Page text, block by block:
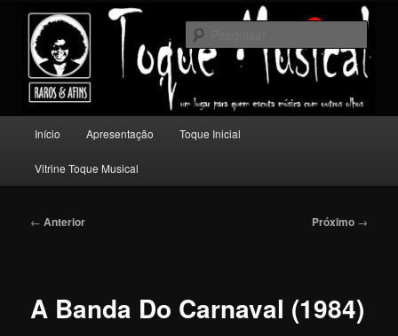
conteúdo
principalToque Musical
Um lugar para quem escuta música com outros olhos.
principal
Início Apresentação Toque Inicial
Vitrine Toque Musical
Navegação
← Anterior Próximo →
A Banda Do Carnaval (1984)